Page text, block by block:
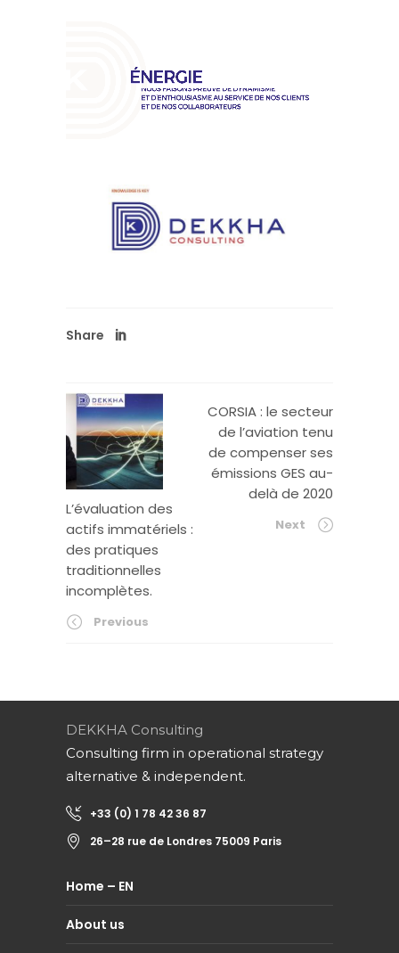
Share
L’évaluation des
actifs immatériels :
des pratiques
traditionnelles
incomplètes.
Previous
CORSIA : le secteur
de l’aviation tenu
de compenser ses
émissions GES au-
delà de 2020
Next
DEKKHA Consulting
Consulting firm in operational strategy
alternative & independent.
+33 (0) 1 78 42 36 87
26–28 rue de Londres 75009 Paris
Home – EN
About us